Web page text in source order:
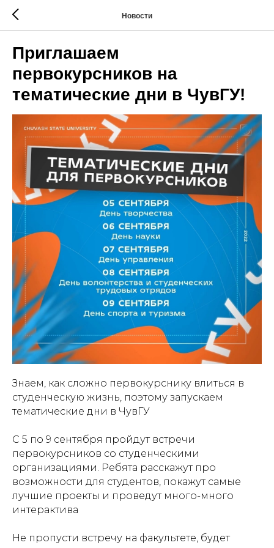
Новости
Приглашаем
первокурсников на
тематические дни в ЧувГУ!
Знаем, как сложно первокурснику влиться в
студенческую жизнь, поэтому запускаем
тематические дни в ЧувГУ
С 5 по 9 сентября пройдут встречи
первокурсников со студенческими
организациями. Ребята расскажут про
возможности для студентов, покажут самые
лучшие проекты и проведут много-много
интерактива
Не пропусти встречу на факультете, будет